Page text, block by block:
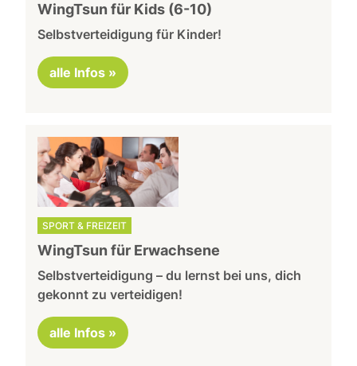
WingTsun für Kids (6-10)
Selbstverteidigung für Kinder!
alle Infos »
SPORT & FREIZEIT
WingTsun für Erwachsene
Selbstverteidigung – du lernst bei uns, dich
gekonnt zu verteidigen!
alle Infos »